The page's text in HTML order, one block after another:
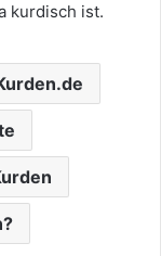
kurdisch ist.